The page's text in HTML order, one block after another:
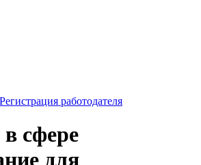
Регистрация работодателя
сфере
для